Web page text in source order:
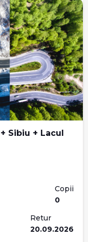
Sibiu + Lacul
Copii
0
Retur
20.09.2026